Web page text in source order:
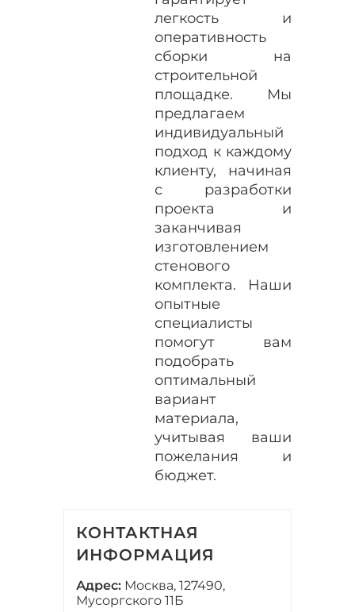
легкость и
оперативность
сборки на
строительной
площадке. Мы
предлагаем
индивидуальный
подход к каждому
клиенту, начиная
с разработки
проекта и
заканчивая
изготовлением
стенового
комплекта. Наши
опытные
специалисты
помогут вам
подобрать
оптимальный
вариант
материала,
учитывая ваши
пожелания и
бюджет.
КОНТАКТНАЯ
ИНФОРМАЦИЯ
Адрес: Москва, 127490,
Мусоргского 11Б